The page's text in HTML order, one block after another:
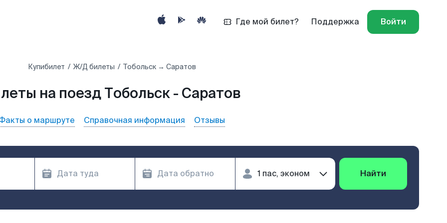
Где мой билет? Поддержка Войти
Купибилет Ж/Д билеты Тобольск → Саратов
на поезд Тобольск - Саратов
о маршруте Справочная информация Отзывы
Найти